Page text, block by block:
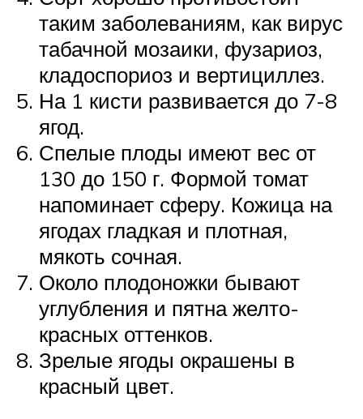
таким заболеваниям, как вирус
табачной мозаики, фузариоз,
кладоспориоз и вертициллез.
На 1 кисти развивается до 7-8
ягод.
Спелые плоды имеют вес от
130 до 150 г. Формой томат
напоминает сферу. Кожица на
ягодах гладкая и плотная,
мякоть сочная.
Около плодоножки бывают
углубления и пятна желто-
красных оттенков.
Зрелые ягоды окрашены в
красный цвет.